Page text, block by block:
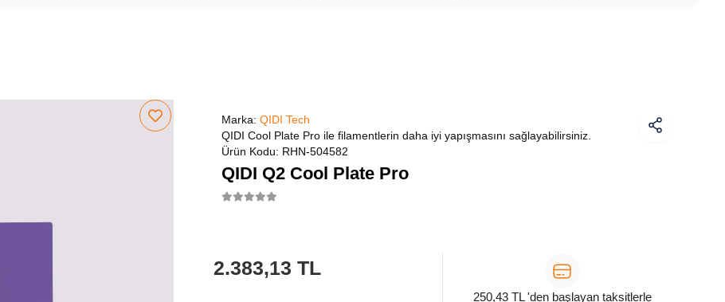
Marka: QIDI Tech
QIDI Cool Plate Pro ile filamentlerin daha iyi yapışmasını sağlayabilirsiniz.
Ürün Kodu: RHN-504582
QIDI Q2 Cool Plate Pro
2.383,13 TL
250,43 TL 'den başlayan taksitlerle